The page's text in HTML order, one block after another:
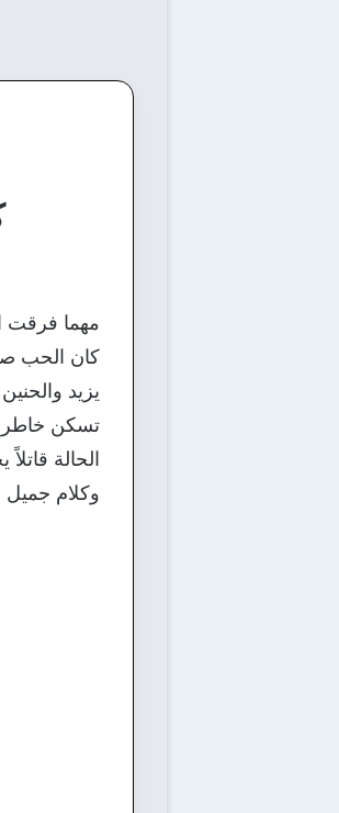
مهما فرقت
كان الحب
يزيد
تسكن
الحالة
وكلام جميل